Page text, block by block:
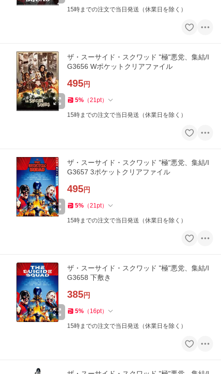
15時までの注文で当日発送（休業日を除く）
ザ・スーサイド・スクワッド "極"悪党、集結/I
G3656 Wポケットクリアファイル
495円
5% （21pt）
15時までの注文で当日発送（休業日を除く）
ザ・スーサイド・スクワッド "極"悪党、集結/I
G3657 3ポケットクリアファイル
495円
5% （21pt）
15時までの注文で当日発送（休業日を除く）
ザ・スーサイド・スクワッド "極"悪党、集結/I
G3658 下敷き
385円
5% （ 16pt）
15時までの注文で当日発送（休業日を除く）